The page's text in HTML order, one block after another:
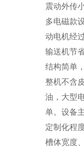
震动外传
多电磁款
动电机经
输送机节
结构简单
整机不含
油，大型
单。设备
定制化程
槽体宽度